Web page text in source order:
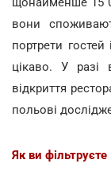
вони
портрети
цікаво. У разі
відкриття
польові
Як ви